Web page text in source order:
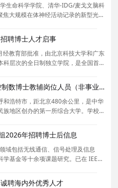
生命科学学院、清华-IDG/麦戈文脑科
大规模在体神经活动记录的新型光学
式无线介观显微成像系统以及神经
生命科学
聘博士人才启事
教育部批准，由北京科技大学和广东
层次的全日制独立学院，是全国首
学院之一。学校位于天津市宝坻区
积35.18万平方米
内蒙古大学2026年招聘32名控制数博士教辅岗位人员（非事业编制）公告
和浩特市，距北京480余公里，是中华
族地区创办的第一所综合大学。学校
治区主席乌兰夫任首任校长。学校
为全国88所重点
2026年招聘博士后信息
域包括无线通信、信号处理及信息
基金等十余项课题研究。已在 IEEE
篇。 乔德礼教授个人主页 : 乔德礼教
聘海内外优秀人才